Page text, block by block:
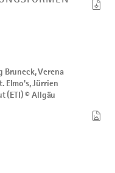
Verena
Elmo's, Jürrien
(ETI) © Allgäu